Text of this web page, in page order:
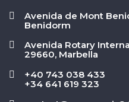
Avenida de Mont
Benidorm
Avenida Rotary
29660, Marbella
+40 743 038 433
+34 641 619 323